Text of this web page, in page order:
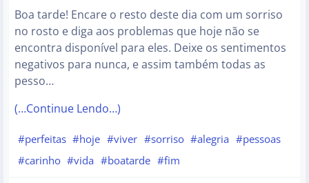
Boa tarde! Encare o resto deste dia com um sorriso
no rosto e diga aos problemas que hoje não se
encontra disponível para eles. Deixe os sentimentos
negativos para nunca, e assim também todas as
pesso…
(…Continue Lendo…)
#perfeitas #hoje #viver #sorriso #alegria #pessoas
#carinho #vida #boatarde #fim